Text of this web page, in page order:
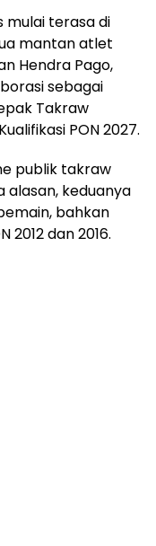
mulai terasa di
mantan atlet
Hendra Pago,
sebagai
Takraw
PON 2027.
publik takraw
alasan, keduanya
bahkan
dan 2016.